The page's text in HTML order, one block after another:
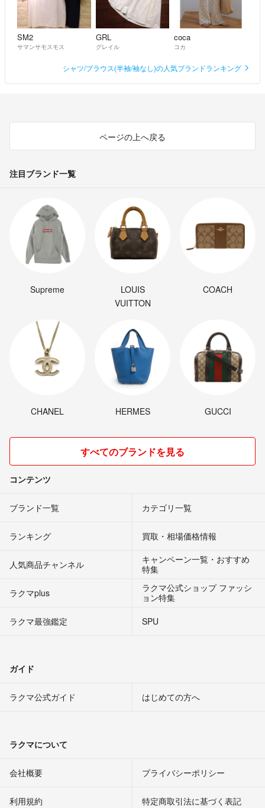
SM2
サマンサモスモス
GRL
グレイル
coca
コカ
シャツ/ブラウス(半袖/袖なし)の人気ブランドランキング
ページの上へ戻る
注目ブランド一覧
Supreme
LOUIS
VUITTON
COACH
CHANEL HERMES GUCCI
すべてのブランドを見る
コンテンツ
ブランド一覧 カテゴリ一覧
ランキング 買取・相場価格情報
人気商品チャンネル
キャンペーン一覧・おすすめ
特集
ラクマplus
ラクマ公式ショップ ファッシ
ョン特集
ラクマ最強鑑定
SPU
ガイド
ラクマ公式ガイド はじめての方へ
ラクマについて
会社概要 プライバシーポリシー
利用規約 特定商取引法に基づく表記